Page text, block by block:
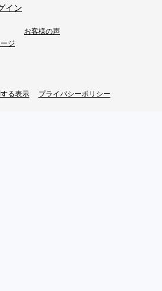
イン
ジ
お客様の声
る表示 プライバシーポリシー